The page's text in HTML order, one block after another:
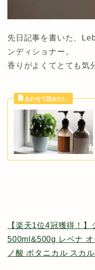
先日記事を書いた、
ンディショナー。
香りがよくてとても気
【楽天1位4冠獲得！
500ml&500g レベナ オ
ノ酸 ボタニカル スカ